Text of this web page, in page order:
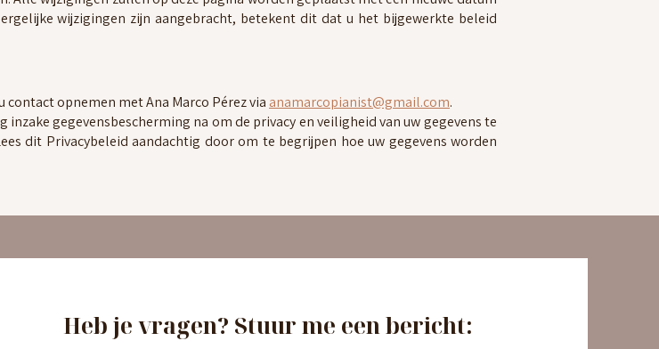
wijzigingen zijn aangebracht, betekent dit dat u het bijgewerkte beleid
opnemen met Ana Marco Pérez via anamarcopianist@gmail.com.
gegevensbescherming na om de privacy en veiligheid van uw gegevens te
dit Privacybeleid aandachtig door om te begrijpen hoe uw gegevens worden
Heb je vragen? Stuur me een bericht: